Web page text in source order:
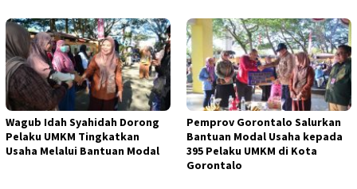
Wagub Idah Syahidah Dorong
Pelaku UMKM Tingkatkan
Usaha Melalui Bantuan Modal
Pemprov Gorontalo Salurkan
Bantuan Modal Usaha kepada
395 Pelaku UMKM di Kota
Gorontalo